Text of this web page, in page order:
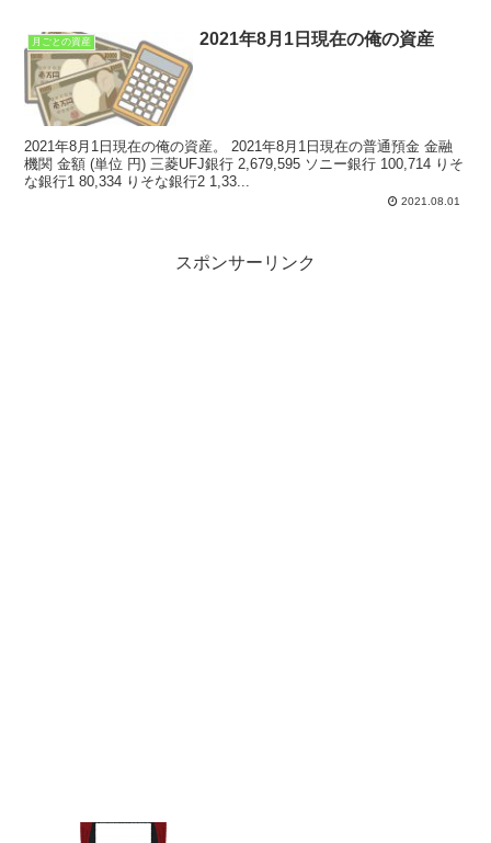
月ごとの資産 2021年8月1日現在の俺の資産
2021年8月1日現在の俺の資産。 2021年8月1日現在の普通預金 金融
機関 金額 (単位 円) 三菱UFJ銀行 2,679,595 ソニー銀行 100,714 りそ
な銀行1 80,334 りそな銀行2 1,33...
2021.08.01
スポンサーリンク